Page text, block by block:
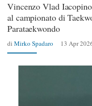
Vincenzo Vlad
al campionato di
Parataekwondo
di Mirko Spadaro 13 Apr